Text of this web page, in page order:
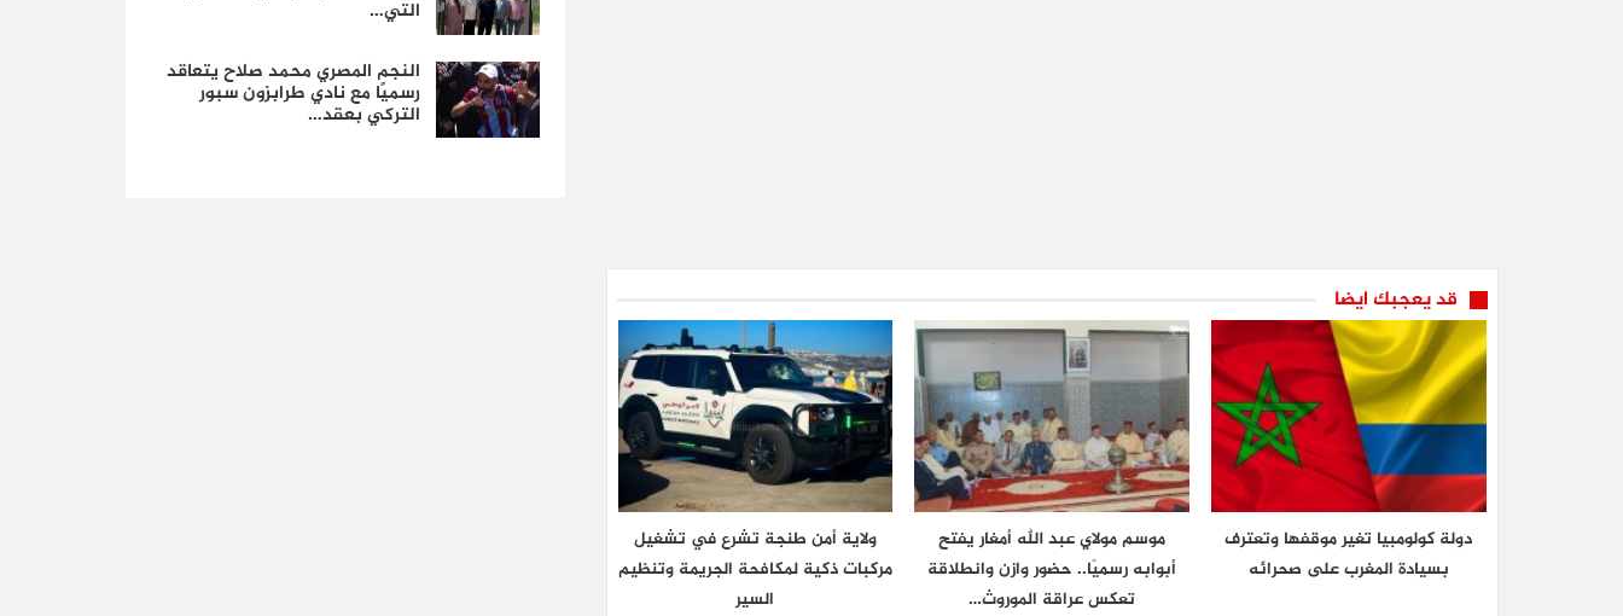
قد يعجبك ايضا
دولة كولومبيا تغير موقفها وتعترف
بسيادة المغرب على صحرائه
موسم مولاي عبد الله أمغار يفتح
أبوابه رسميًا.. حضور وازن وانطلاقة
تعكس عراقة الموروث…
ولاية أمن طنجة تشرع في تشغيل
مركبات ذكية لمكافحة الجريمة وتنظيم
السير
التي…
النجم المصري محمد صلاح يتعاقد
رسميًا مع نادي طرابزون سبور
التركي بعقد…